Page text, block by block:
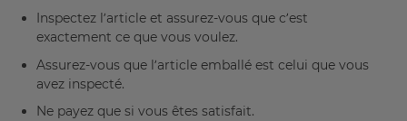
Inspectez l’article et assurez-vous que c’est
exactement ce que vous voulez.
Assurez-vous que l’article emballé est celui que vous
avez inspecté.
Ne payez que si vous êtes satisfait.